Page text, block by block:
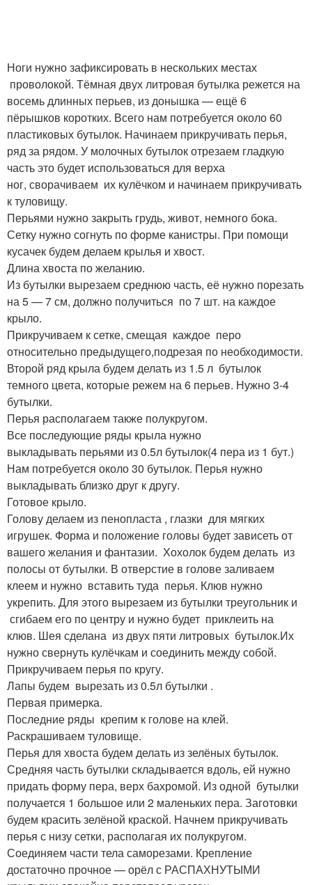
Ноги нужно зафиксировать в нескольких местах
проволокой. Тёмная двух литровая бутылка режется на
восемь длинных перьев, из донышка — ещё 6
пёрышков коротких. Всего нам потребуется около 60
пластиковых бутылок. Начинаем прикручивать перья,
ряд за рядом. У молочных бутылок отрезаем гладкую
часть это будет использоваться для верха
ног, сворачиваем их кулёчком и начинаем прикручивать
к туловищу.
Перьями нужно закрыть грудь, живот, немного бока.
Сетку нужно согнуть по форме канистры. При помощи
кусачек будем делаем крылья и хвост.
Длина хвоста по желанию.
Из бутылки вырезаем среднюю часть, её нужно порезать
на 5 — 7 см, должно получиться по 7 шт. на каждое
крыло.
Прикручиваем к сетке, смещая каждое перо
относительно предыдущего,подрезая по необходимости.
Второй ряд крыла будем делать из 1.5 л бутылок
темного цвета, которые режем на 6 перьев. Нужно 3-4
бутылки.
Перья располагаем также полукругом.
Все последующие ряды крыла нужно
выкладывать перьями из 0.5л бутылок(4 пера из 1 бут.)
Нам потребуется около 30 бутылок. Перья нужно
выкладывать близко друг к другу.
Готовое крыло.
Голову делаем из пенопласта , глазки для мягких
игрушек. Форма и положение головы будет зависеть от
вашего желания и фантазии. Хохолок будем делать из
полосы от бутылки. В отверстие в голове заливаем
клеем и нужно вставить туда перья. Клюв нужно
укрепить. Для этого вырезаем из бутылки треугольник и
сгибаем его по центру и нужно будет приклеить на
клюв. Шея сделана из двух пяти литровых бутылок.Их
нужно свернуть кулёчкам и соединить между собой.
Прикручиваем перья по кругу.
Лапы будем вырезать из 0.5л бутылки .
Первая примерка.
Последние ряды крепим к голове на клей.
Раскрашиваем туловище.
Перья для хвоста будем делать из зелёных бутылок.
Средняя часть бутылки складывается вдоль, ей нужно
придать форму пера, верх бахромой. Из одной бутылки
получается 1 большое или 2 маленьких пера. Заготовки
будем красить зелёной краской. Начнем прикручивать
перья с низу сетки, располагая их полукругом.
Соединяем части тела саморезами. Крепление
достаточно прочное — орёл с РАСПАХНУТЫМИ